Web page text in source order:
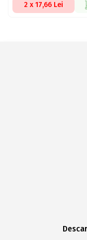
2 x 17,66 Lei